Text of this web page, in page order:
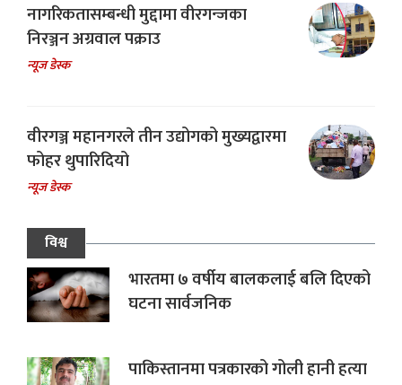
नागरिकतासम्बन्धी मुद्दामा वीरगन्जका
निरञ्जन अग्रवाल पक्राउ
न्यूज डेस्क
वीरगञ्ज महानगरले तीन उद्योगको मुख्यद्वारमा
फोहर थुपारिदियो
न्यूज डेस्क
विश्व
भारतमा ७ वर्षीय बालकलाई बलि दिएको
घटना सार्वजनिक
पाकिस्तानमा पत्रकारको गोली हानी हत्या